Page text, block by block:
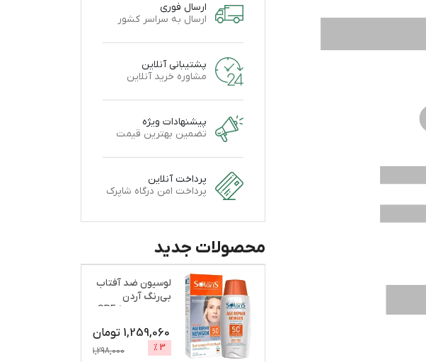
ارسال فوری
ارسال به سراسر کشور
پشتیبانی آنلاین
مشاوره خرید آنلاین
پیشنهادات ویژه
تضمین بهترین قیمت
پرداخت آنلاین
پرداخت امن درگاه شاپرک
محصولات جدید
لوسیون ضد آفتاب
بی‌رنگ آردن
1,259,060 تومان
3
%
1,298,000